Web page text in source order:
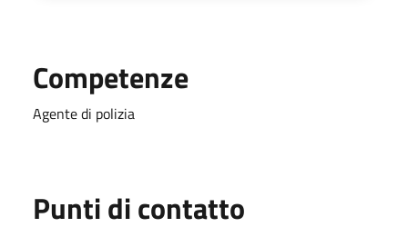
Competenze
Agente di polizia
Punti di contatto